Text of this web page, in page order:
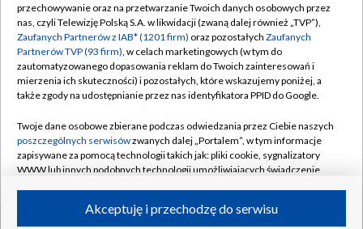
Abonament TVP
Emisja w TVP
Centrum informacji TVP
Naziemna Telewizja Cyfrowa
Rada Programowa
System NOS
Informacje o nadawcy
Program dla prasy
Regulamin TVP
Polityka prywatności
Moje zgody
Pomoc
Kontakt
Kanały
przechowywanie oraz na przetwarzanie Twoich danych osobowych przez
nas, czyli Telewizję Polską S.A. w likwidacji (zwaną dalej również „TVP”),
Zaufanych Partnerów z IAB* (1201 firm) oraz pozostałych Zaufanych
Partnerów TVP (93 firm), w celach marketingowych (w tym do
zautomatyzowanego dopasowania reklam do Twoich zainteresowań i
mierzenia ich skuteczności) i pozostałych, które wskazujemy poniżej, a
także zgody na udostępnianie przez nas identyfikatora PPID do Google.
Twoje dane osobowe zbierane podczas odwiedzania przez Ciebie naszych
poszczególnych serwisówzwanych dalej „Portalem”, w tym informacje
zapisywane za pomocą technologii takich jak: pliki cookie, sygnalizatory
WWW lub innych podobnych technologii umożliwiających świadczenie
ruchu w Internecie.Akceptuję i przechodzę do serwisu